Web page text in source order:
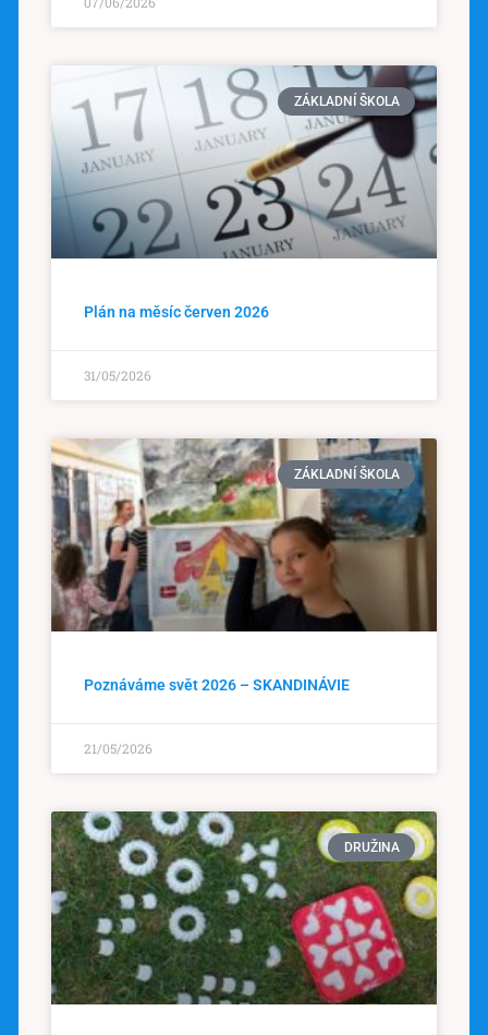
ZÁKLADNÍ ŠKOLA
Plán na měsíc červen 2026
31/05/2026
ZÁKLADNÍ ŠKOLA
Poznáváme svět 2026 – SKANDINÁVIE
21/05/2026
DRUŽINA